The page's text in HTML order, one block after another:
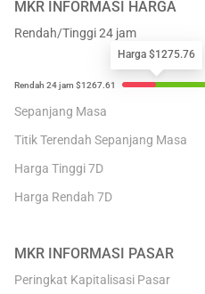
MKR INFORMASI HARGA
Rendah/Tinggi 24 jam
Harga $1275.76
Sepanjang Masa
Titik Terendah Sepanjang Masa
Harga Tinggi 7D
Harga Rendah 7D
MKR INFORMASI PASAR
Peringkat Kapitalisasi Pasar